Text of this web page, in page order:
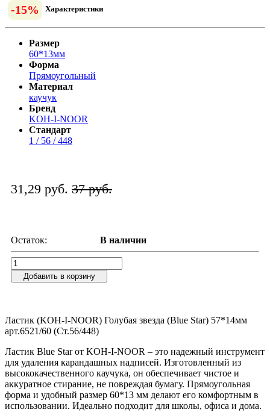
-15% Характеристики
Размер
60*13мм
Форма
Прямоугольный
Материал
каучук
Бренд
KOH-I-NOOR
Стандарт
1 / 56 / 448
31,29 руб. 37 руб.
Остаток: В наличии
Добавить в корзину
Ластик (KOH-I-NOOR) Голубая звезда (Blue Star) 57*14мм
арт.6521/60 (Ст.56/448)
Ластик Blue Star от KOH-I-NOOR – это надежный инструмент
для удаления карандашных надписей. Изготовленный из
высококачественного каучука, он обеспечивает чистое и
аккуратное стирание, не повреждая бумагу. Прямоугольная
форма и удобный размер 60*13 мм делают его комфортным в
использовании. Идеально подходит для школы, офиса и дома.